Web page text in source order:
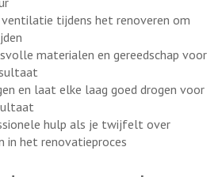
tijdens het renoveren om
materialen en gereedschap voor
en laat elke laag goed drogen voor
hulp als je twijfelt over
in het renovatieproces